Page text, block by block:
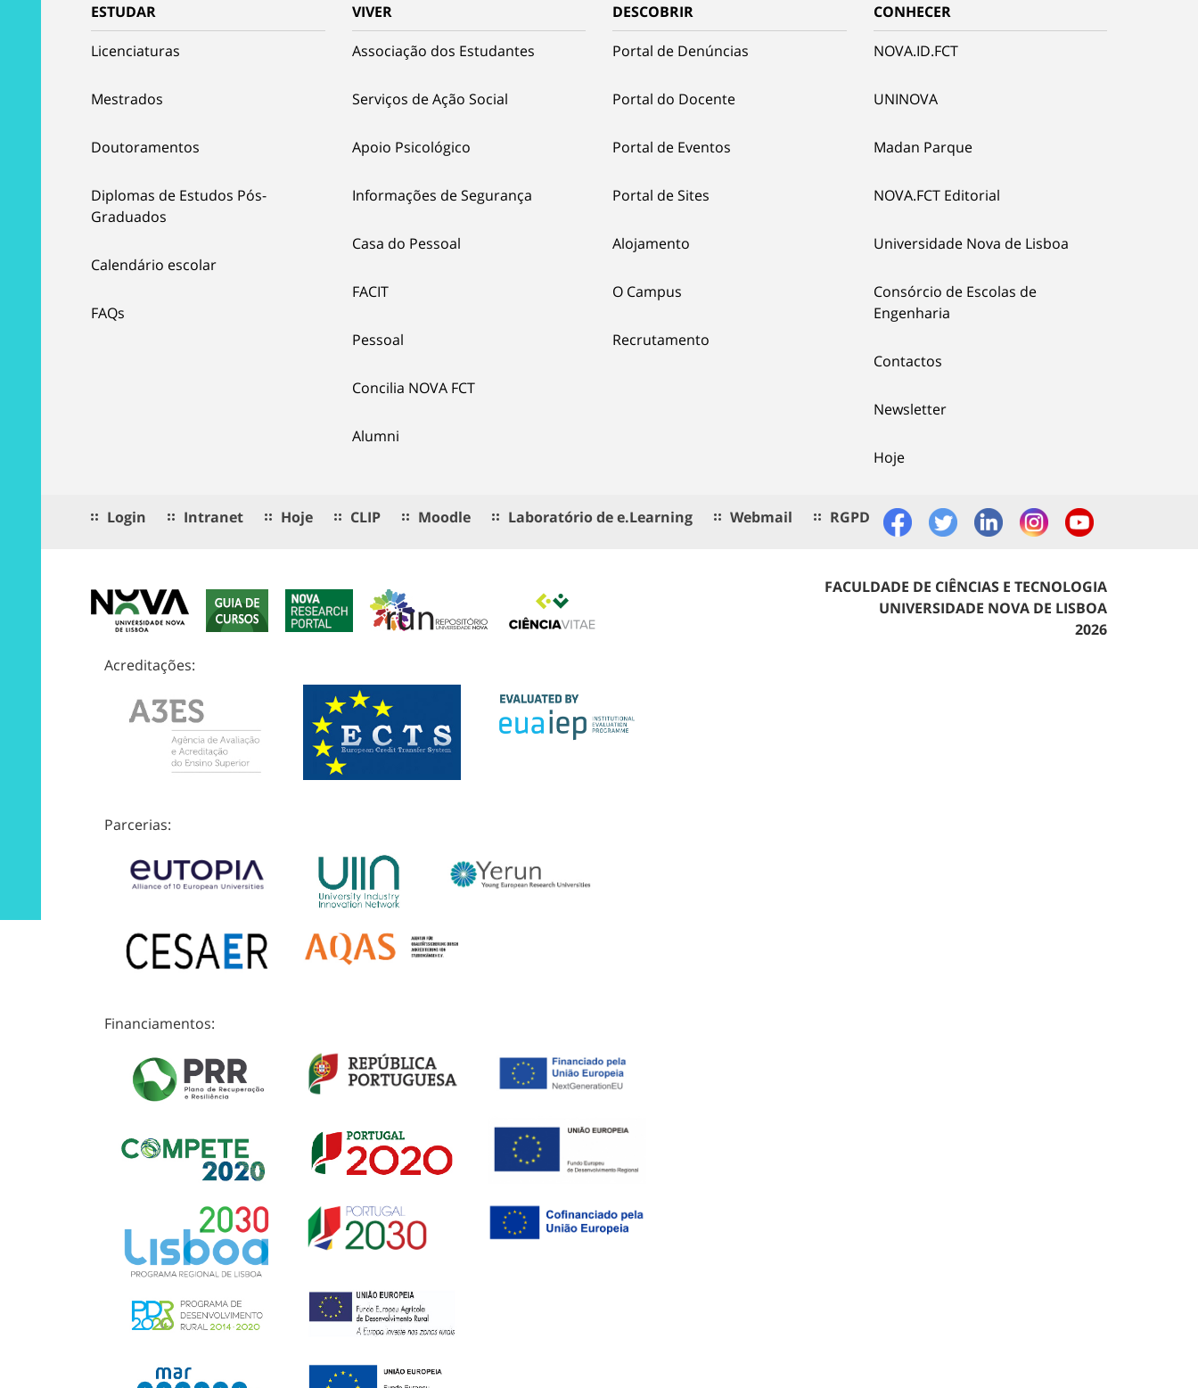
ESTUDAR
Licenciaturas
Mestrados
Doutoramentos
Diplomas de Estudos Pós-
Graduados
Calendário escolar
FAQs
VIVER
Associação dos Estudantes
Serviços de Ação Social
Apoio Psicológico
Informações de Segurança
Casa do Pessoal
FACIT
Pessoal
Concilia NOVA FCT
Alumni
DESCOBRIR
Portal de Denúncias
Portal do Docente
Portal de Eventos
Portal de Sites
Alojamento
O Campus
Recrutamento
CONHECER
NOVA.ID.FCT
UNINOVA
Madan Parque
NOVA.FCT Editorial
Universidade Nova de Lisboa
Consórcio de Escolas de
Engenharia
Contactos
Newsletter
Hoje
Login Intranet Hoje CLIP Moodle Laboratório de e.Learning Webmail RGPD
Acreditações:
Parcerias:
Financiamentos:
FACULDADE DE CIÊNCIAS E TECNOLOGIA
UNIVERSIDADE NOVA DE LISBOA
2026